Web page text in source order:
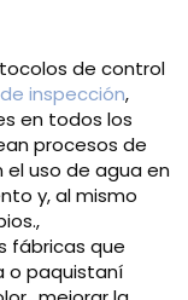
de control
inspección,
en todos los
procesos de
uso de agua en
y, al mismo
fábricas que
o paquistaní